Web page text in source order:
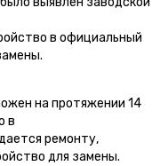
в официальный
на протяжении 14
в
ремонту,
для замены.